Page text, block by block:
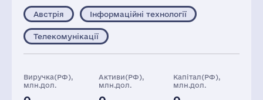
Австрія Інформаційні технології
Телекомунікації
Виручка(РФ),
млн.дол.
Активи(РФ),
млн.дол.
Капітал(РФ),
млн.дол.